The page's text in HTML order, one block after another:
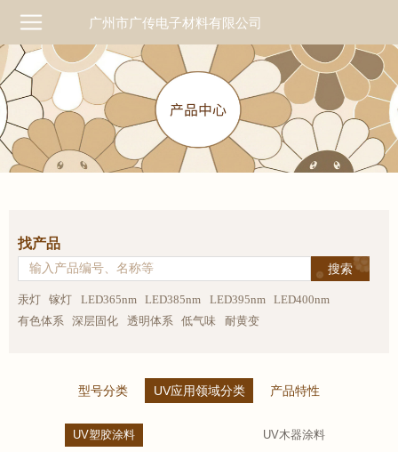
广州市广传电子材料有限公司
找产品
汞灯 镓灯 LED365nm LED385nm LED395nm
LED400nm
有色体系
深层固化 透明体系 低气味 耐黄变
型号分类 UV应用领域分类 产品特性
UV塑胶涂料 UV木器涂料